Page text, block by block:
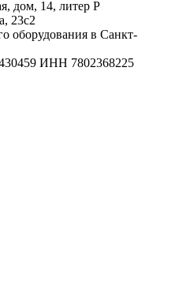
дом, 14, литер Р
23с2
оборудования в Санкт-
ИНН 7802368225